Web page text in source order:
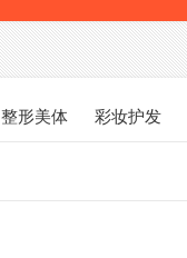
整形美体 彩妆护发